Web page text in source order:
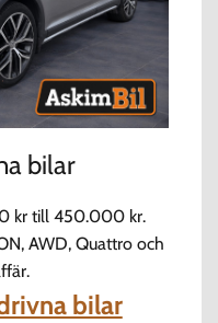
bilar
kr till 450.000 kr.
AWD, Quattro och
bilar